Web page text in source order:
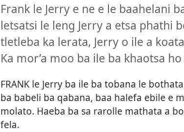
Frank le Jerry e ne e le baahelani
letsatsi le leng Jerry a etsa phathi
tletleba ka lerata, Jerry o ile a
Ka mor’a moo ba ile ba khaotsa
FRANK le Jerry ba ile ba tobana le
ba babeli ba qabana, baa halefa ebile e
molato. Haeba ba sa rarolle mathata a
fela.